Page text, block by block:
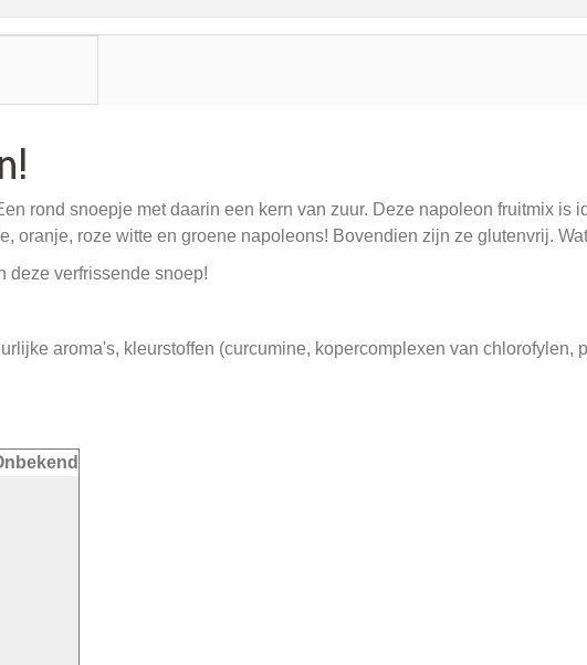
rond snoepje met daarin een kern van zuur. Deze napoleon fruitmix is
oranje, roze witte en groene napoleons! Bovendien zijn ze glutenvrij.
deze verfrissende snoep!
aroma's, kleurstoffen (curcumine, kopercomplexen van chlorofylen,